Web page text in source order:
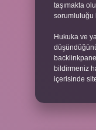
taşımakta
sorumluluğu
Hukuka ve
bildirmeniz
içerisinde